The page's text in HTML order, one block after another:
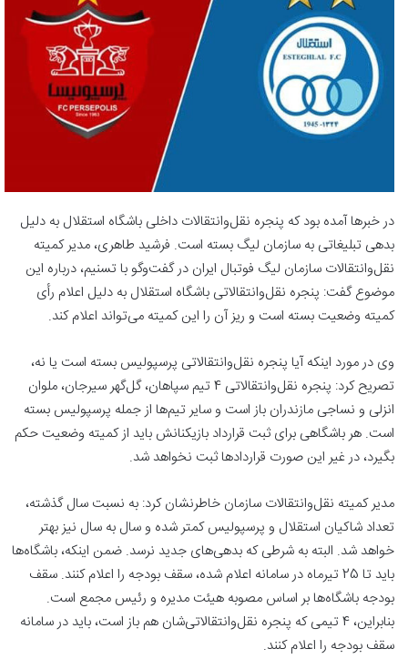
در خبرها آمده بود که پنجره نقل‌وانتقالات داخلی باشگاه استقلال به دلیل
بدهی تبلیغاتی به سازمان لیگ بسته است. فرشید طاهری، مدیر کمیته
نقل‌وانتقالات سازمان لیگ فوتبال ایران در گفت‌وگو با تسنیم، درباره این
موضوع گفت: پنجره نقل‌وانتقالاتی باشگاه استقلال به دلیل اعلام رأی
کمیته وضعیت بسته است و ریز آن را این کمیته می‌تواند اعلام کند.
وی در مورد اینکه آیا پنجره نقل‌وانتقالاتی پرسپولیس بسته است یا نه،
تصریح کرد: پنجره نقل‌وانتقالاتی 4 تیم سپاهان، گل‌گهر سیرجان، ملوان
انزلی و نساجی مازندران باز است و سایر تیم‌ها از جمله پرسپولیس بسته
است. هر باشگاهی برای ثبت قرارداد بازیکنانش باید از کمیته وضعیت حکم
بگیرد، در غیر این صورت قراردادها ثبت نخواهد شد.
مدیر کمیته نقل‌وانتقالات سازمان خاطرنشان کرد: به نسبت سال گذشته،
تعداد شاکیان استقلال و پرسپولیس کمتر شده و سال به سال نیز بهتر
خواهد شد. البته به شرطی که بدهی‌های جدید نرسد. ضمن اینکه، باشگاه‌ها
باید تا 25 تیرماه در سامانه اعلام شده، سقف بودجه را اعلام کنند. سقف
بودجه باشگاه‌ها بر اساس مصوبه هیئت مدیره و رئیس مجمع است.
بنابراین، 4 تیمی که پنجره نقل‌وانتقالاتی‌شان هم باز است، باید در سامانه
سقف بودجه را اعلام کنند.